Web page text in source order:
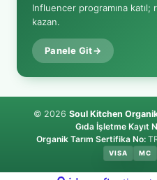
Influencer programına
kazan.
Panele Git→
© 2026 Soul Kitchen
Gıda İşletme Kayıt
Organik Tarım Sertifika No:
VISA MC